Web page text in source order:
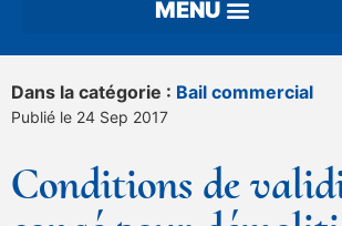
Dans la catégorie : Bail commercial
Publié le 24 Sep 2017
Conditions de